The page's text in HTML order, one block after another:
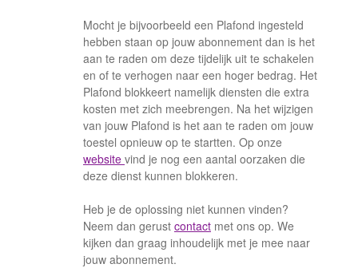
Mocht je bijvoorbeeld een Plafond ingesteld
hebben staan op jouw abonnement dan is het
aan te raden om deze tijdelijk uit te schakelen
en of te verhogen naar een hoger bedrag. Het
Plafond blokkeert namelijk diensten die extra
kosten met zich meebrengen. Na het wijzigen
van jouw Plafond is het aan te raden om jouw
toestel opnieuw op te startten. Op onze
website vind je nog een aantal oorzaken die
deze dienst kunnen blokkeren.
Heb je de oplossing niet kunnen vinden?
Neem dan gerust contact met ons op. We
kijken dan graag inhoudelijk met je mee naar
jouw abonnement.